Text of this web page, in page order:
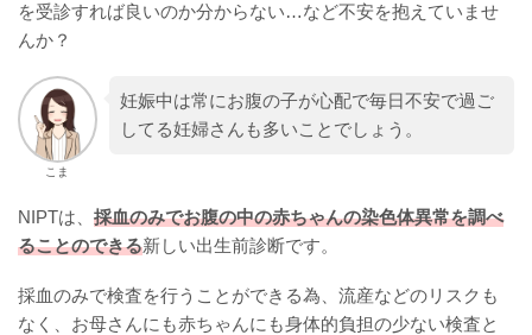
を受診すれば良いのか分からない…など不安を抱えていませ
んか？
こま
妊娠中は常にお腹の子が心配で毎日不安で過ご
してる妊婦さんも多いことでしょう。
NIPTは、 採血のみでお腹の中の赤ちゃんの染色体異常を調べ
ることのできる新しい出生前診断です。
採血のみで検査を行うことができる為、流産などのリスクも
なく、お母さんにも赤ちゃんにも身体的負担の少ない検査と